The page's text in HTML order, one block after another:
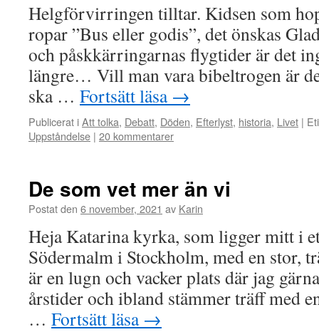
Helgförvirringen tilltar. Kidsen som
ropar ”Bus eller godis”, det önskas
och påskkärringarnas flygtider är det
längre… Vill man vara bibeltrogen är
ska … Fortsätt läsa →
Publicerat iAtt tolka, Debatt, Döden, Efterlyst, historia, Livet |
Uppståndelse | 20 kommentarer
De som vet mer än vi
Postat den 6 november, 2021 av Karin
Heja Katarina kyrka, som ligger mitt i
Södermalm i Stockholm, med en stor,
är en lugn och vacker plats där jag
årstider och ibland stämmer träff med
… Fortsätt läsa →